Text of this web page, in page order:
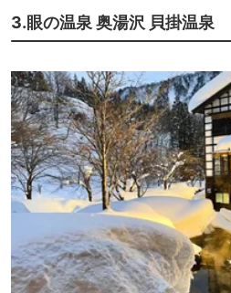
3.眼の温泉 奥湯沢 貝掛温泉